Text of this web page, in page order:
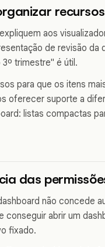
recursos
aos
de revisão da
trimestre" é útil.
para que os itens
oferecer suporte a
listas compactas
das
não concede
conseguir abrir um
fixado.